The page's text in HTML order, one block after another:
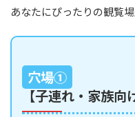
あなたにぴったりの観覧
穴場①
【子連れ・家族